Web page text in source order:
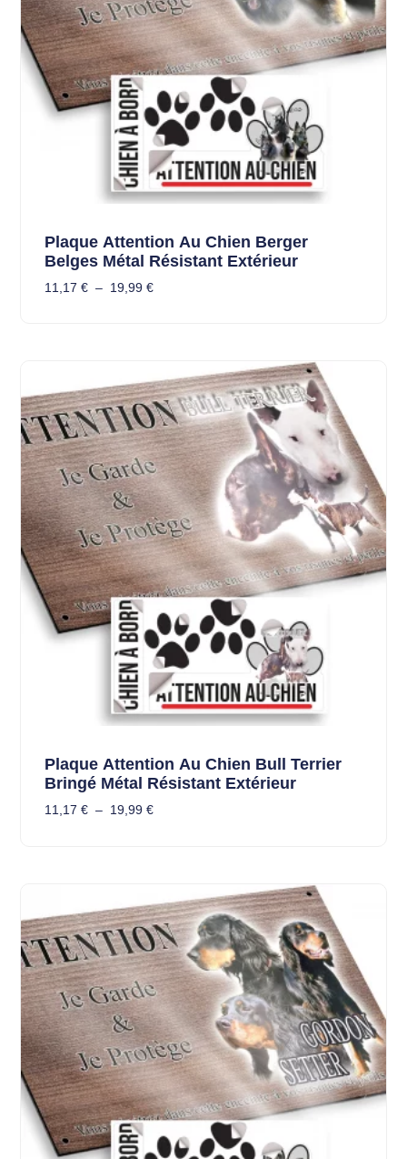
Plaque Attention Au Chien Berger
Belges Métal Résistant Extérieur
11,17 € – 19,99 €
Plaque Attention Au Chien Bull Terrier
Bringé Métal Résistant Extérieur
11,17 € – 19,99 €